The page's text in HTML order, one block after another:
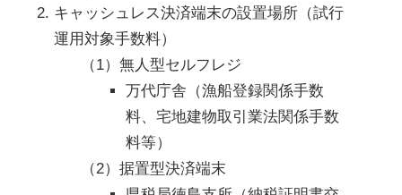
キャッシュレス決済端末の設置場所（試行
運用対象手数料）
（1）無人型セルフレジ
万代庁舎（漁船登録関係手数
料、宅地建物取引業法関係手数
料等）
（2）据置型決済端末